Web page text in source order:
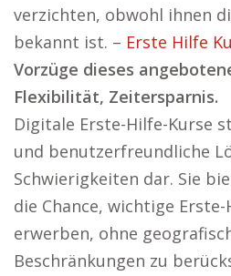
verzichten, obwohl ihnen
bekannt ist. – Erste Hilfe
Vorzüge dieses
Flexibilität, Zeitersparnis.
Digitale Erste-Hilfe-Kurse
und benutzerfreundliche
Schwierigkeiten dar. Sie
die Chance, wichtige
erwerben, ohne
Beschränkungen zu